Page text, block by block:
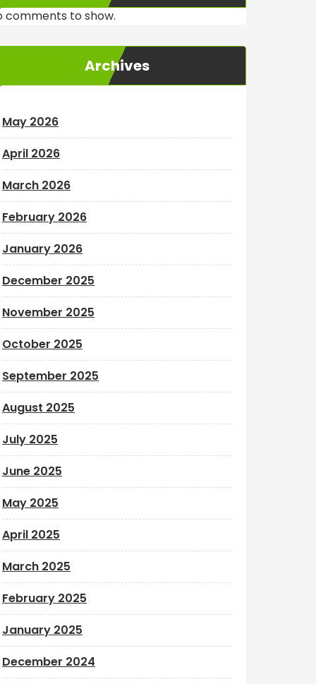
comments to show.
Archives
May 2026
April 2026
March 2026
February 2026
January 2026
December 2025
November 2025
October 2025
September 2025
August 2025
July 2025
June 2025
May 2025
April 2025
March 2025
February 2025
January 2025
December 2024